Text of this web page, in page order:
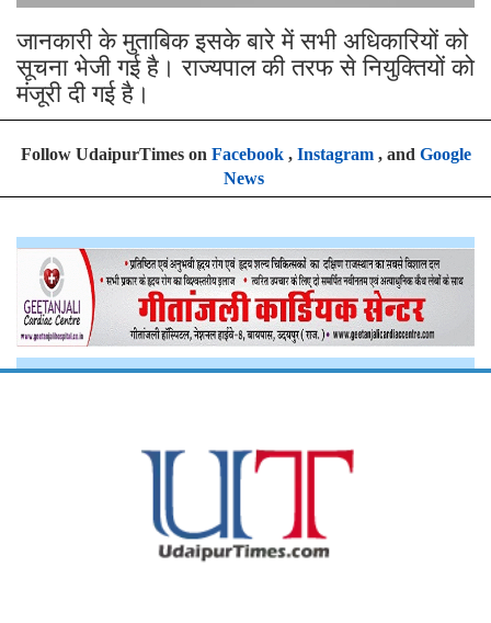
जानकारी के मुताबिक इसके बारे में सभी अधिकारियों को
सूचना भेजी गई है। राज्यपाल की तरफ से नियुक्तियों को
मंजूरी दी गई है।
Follow UdaipurTimes on Facebook, Instagram, and Google
News